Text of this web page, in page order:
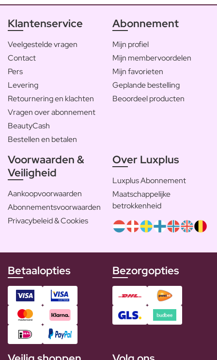
Klantenservice
Veelgestelde vragen
Contact
Pers
Levering
Retournering en klachten
Vragen over abonnement
BeautyCash
Bestellen en betalen
Abonnement
Mijn profiel
Mijn membervoordelen
Mijn favorieten
Geplande bestelling
Beoordeel producten
Voorwaarden &
Veiligheid
Aankoopvoorwaarden
Abonnementsvoorwaarden
Privacybeleid & Cookies
Over Luxplus
Luxplus Abonnement
Maatschappelijke
betrokkenheid
Betaalopties Bezorgopties